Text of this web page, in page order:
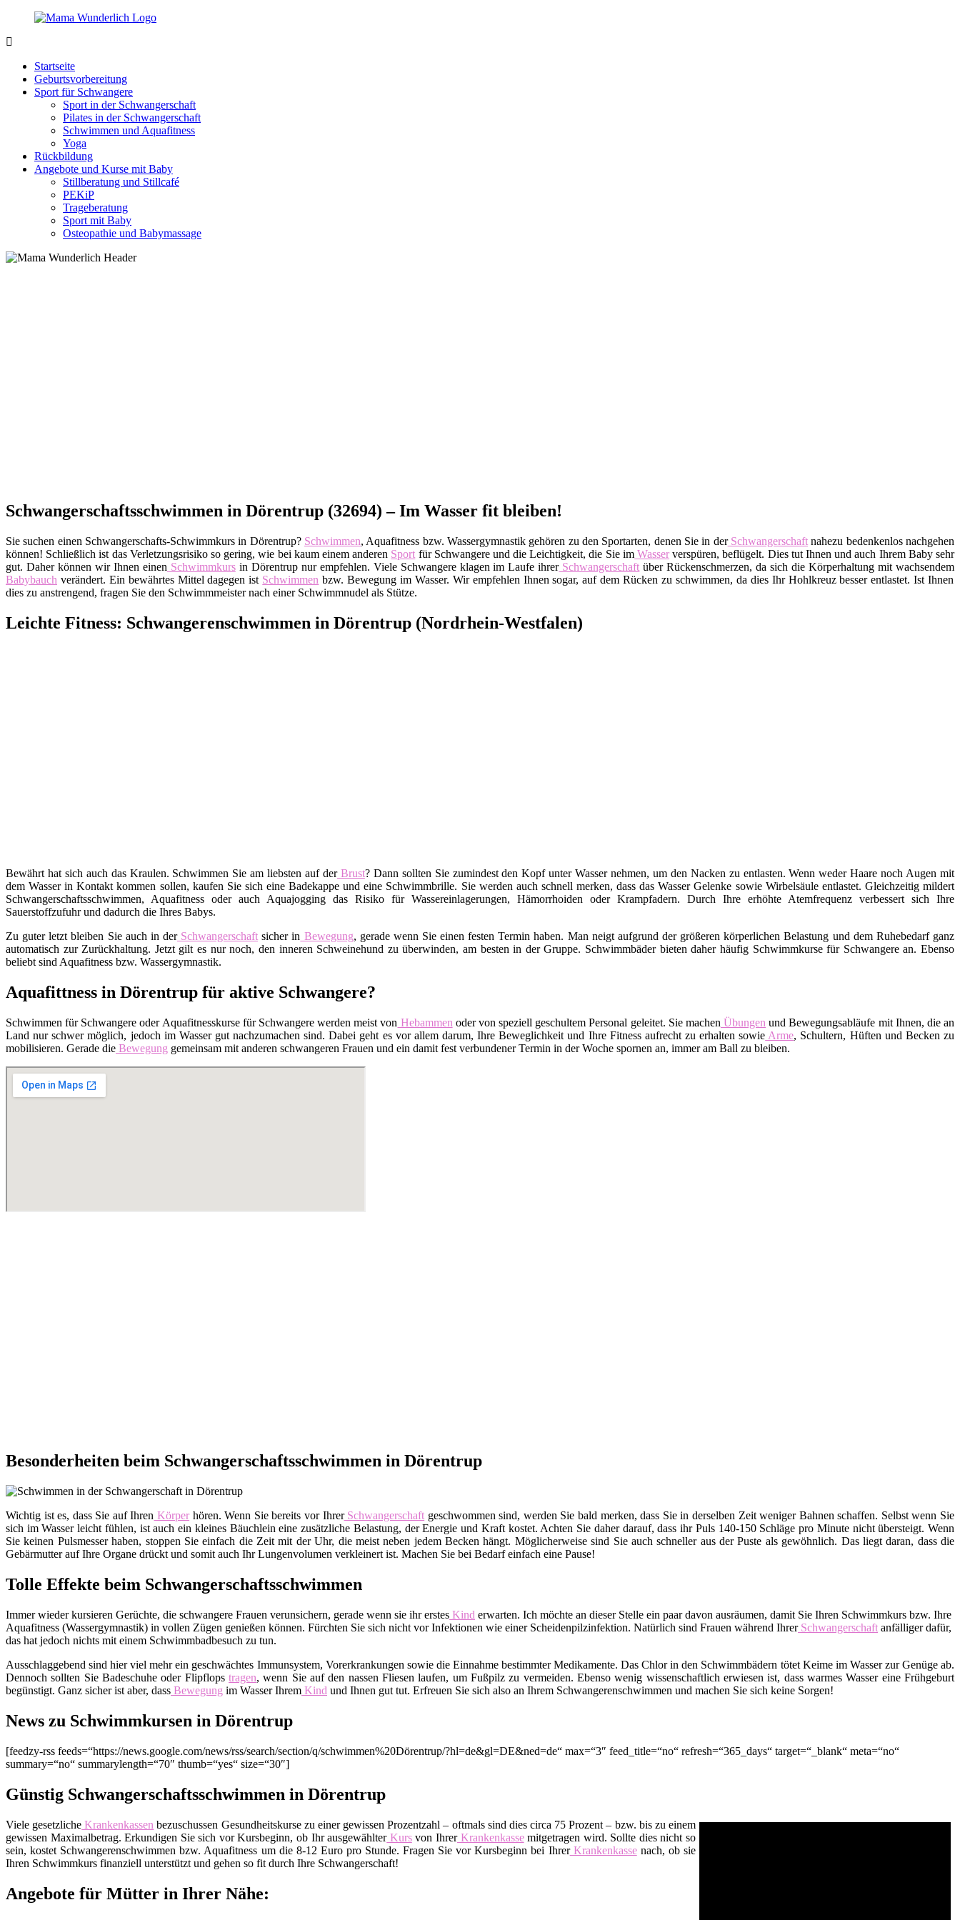
Zurück
Inhalt
sein
wunderbar!
Startseite
Geburtsvorbereitung
Sport für Schwangere
Sport in der Schwangerschaft
Pilates in der Schwangerschaft
Schwimmen und Aquafitness
Yoga
Rückbildung
Angebote und Kurse mit Baby
Stillberatung und Stillcafé
PEKiP
Trageberatung
Sport mit Baby
Osteopathie und Babymassage
Schwangerschaftsschwimmen in Dörentrup (32694) – Im Wasser fit bleiben!
Sie suchen einen Schwangerschafts-Schwimmkurs in Dörentrup? Schwimmen, Aquafitness bzw. Wassergymnastik gehören zu den Sportarten, denen Sie in derSchwangerschaft nahezu bedenkenlos nachgehen
können! Schließlich ist das Verletzungsrisiko so gering, wie bei kaum einem anderen Sport für Schwangere und die Leichtigkeit, die Sie imWasserverspüren, beflügelt. Dies tut Ihnen und auch Ihrem Baby sehr
gut. Daher können wir Ihnen einen Schwimmkursin Dörentrup nur empfehlen. Viele Schwangere klagen im Laufe ihrerSchwangerschaft über Rückenschmerzen, da sich die Körperhaltung mit wachsendem
Babybauch verändert. Ein bewährtes Mittel dagegen ist Schwimmen bzw. Bewegung im Wasser. Wir empfehlen Ihnen sogar, auf dem Rücken zu schwimmen, da dies Ihr Hohlkreuz besser entlastet. Ist Ihnen
dies zu anstrengend, fragen Sie den Schwimmmeister nach einer Schwimmnudel als Stütze.
Leichte Fitness: Schwangerenschwimmen in Dörentrup (Nordrhein-Westfalen)
Bewährt hat sich auch das Kraulen. Schwimmen Sie am liebsten auf derBrust? Dann sollten Sie zumindest den Kopf unter Wasser nehmen, um den Nacken zu entlasten. Wenn weder Haare noch Augen mit
dem Wasser in Kontakt kommen sollen, kaufen Sie sich eine Badekappe und eine Schwimmbrille. Sie werden auch schnell merken, dass das Wasser Gelenke sowie Wirbelsäule entlastet. Gleichzeitig mildert
Schwangerschaftsschwimmen, Aquafitness oder auch Aquajogging das Risiko für Wassereinlagerungen, Hämorrhoiden oder Krampfadern. Durch Ihre erhöhte Atemfrequenz verbessert sich Ihre
Sauerstoffzufuhr und dadurch die Ihres Babys.
Zu guter letzt bleiben Sie auch in derSchwangerschaft sicher in Bewegung, gerade wenn Sie einen festen Termin haben. Man neigt aufgrund der größeren körperlichen Belastung und dem Ruhebedarf ganz
automatisch zur Zurückhaltung. Jetzt gilt es nur noch, den inneren Schweinehund zu überwinden, am besten in der Gruppe. Schwimmbäder bieten daher häufig Schwimmkurse für Schwangere an. Ebenso
beliebt sind Aquafitness bzw. Wassergymnastik.
Aquafittness in Dörentrup für aktive Schwangere?
Schwimmen für Schwangere oder Aquafitnesskurse für Schwangere werden meist von Hebammen oder von speziell geschultem Personal geleitet. Sie machen Übungen und Bewegungsabläufe mit Ihnen, die an
Land nur schwer möglich, jedoch im Wasser gut nachzumachen sind. Dabei geht es vor allem darum, Ihre Beweglichkeit und Ihre Fitness aufrecht zu erhalten sowie Arme, Schultern, Hüften und Becken zu
mobilisieren. Gerade die Bewegung gemeinsam mit anderen schwangeren Frauen und ein damit fest verbundener Termin in der Woche spornen an, immer am Ball zu bleiben.
Besonderheiten beim Schwangerschaftsschwimmen in Dörentrup
Wichtig ist es, dass Sie auf Ihren Körperhören. Wenn Sie bereits vor IhrerSchwangerschaft geschwommen sind, werden Sie bald merken, dass Sie in derselben Zeit weniger Bahnen schaffen. Selbst wenn Sie
sich im Wasser leicht fühlen, ist auch ein kleines Bäuchlein eine zusätzliche Belastung, der Energie und Kraft kostet. Achten Sie daher darauf, dass ihr Puls 140-150 Schläge pro Minute nicht übersteigt. Wenn
Sie keinen Pulsmesser haben, stoppen Sie einfach die Zeit mit der Uhr, die meist neben jedem Becken hängt. Möglicherweise sind Sie auch schneller aus der Puste als gewöhnlich. Das liegt daran, dass die
Gebärmutter auf Ihre Organe drückt und somit auch Ihr Lungenvolumen verkleinert ist. Machen Sie bei Bedarf einfach eine Pause!
Tolle Effekte beim Schwangerschaftsschwimmen
Immer wieder kursieren Gerüchte, die schwangere Frauen verunsichern, gerade wenn sie ihr erstes Kind erwarten. Ich möchte an dieser Stelle ein paar davon ausräumen, damit Sie Ihren Schwimmkurs bzw. Ihre
Aquafitness (Wassergymnastik) in vollen Zügen genießen können. Fürchten Sie sich nicht vor Infektionen wie einer Scheidenpilzinfektion. Natürlich sind Frauen während IhrerSchwangerschaft anfälliger dafür,
das hat jedoch nichts mit einem Schwimmbadbesuch zu tun.
Ausschlaggebend sind hier viel mehr ein geschwächtes Immunsystem, Vorerkrankungen sowie die Einnahme bestimmter Medikamente. Das Chlor in den Schwimmbädern tötet Keime im Wasser zur Genüge ab.
Dennoch sollten Sie Badeschuhe oder Flipflops tragen, wenn Sie auf den nassen Fliesen laufen, um Fußpilz zu vermeiden. Ebenso wenig wissenschaftlich erwiesen ist, dass warmes Wasser eine Frühgeburt
begünstigt. Ganz sicher ist aber, dass Bewegung im Wasser Ihrem Kind und Ihnen gut tut. Erfreuen Sie sich also an Ihrem Schwangerenschwimmen und machen Sie sich keine Sorgen!
News zu Schwimmkursen in Dörentrup
[feedzy-rss feeds=“https://news.google.com/news/rss/search/section/q/schwimmen%20Dörentrup/?hl=de&gl=DE&ned=de“ max=“3″ feed_title=“no“ refresh=“365_days“ target=“_blank“ meta=“no“
summary=“no“ summarylength=“70″ thumb=“yes“ size=“30″]
Günstig Schwangerschaftsschwimmen in Dörentrup
Viele gesetzliche Krankenkassen bezuschussen Gesundheitskurse zu einer gewissen Prozentzahl – oftmals sind dies circa 75 Prozent – bzw. bis zu einem
gewissen Maximalbetrag. Erkundigen Sie sich vor Kursbeginn, ob Ihr ausgewählterKursvon IhrerKrankenkassemitgetragen wird. Sollte dies nicht so
sein, kostet Schwangerenschwimmen bzw. Aquafitness um die 8-12 Euro pro Stunde. Fragen Sie vor Kursbeginn bei IhrerKrankenkassenach, ob sie
Ihren Schwimmkurs finanziell unterstützt und gehen so fit durch Ihre Schwangerschaft!
Angebote für Mütter in Ihrer Nähe: